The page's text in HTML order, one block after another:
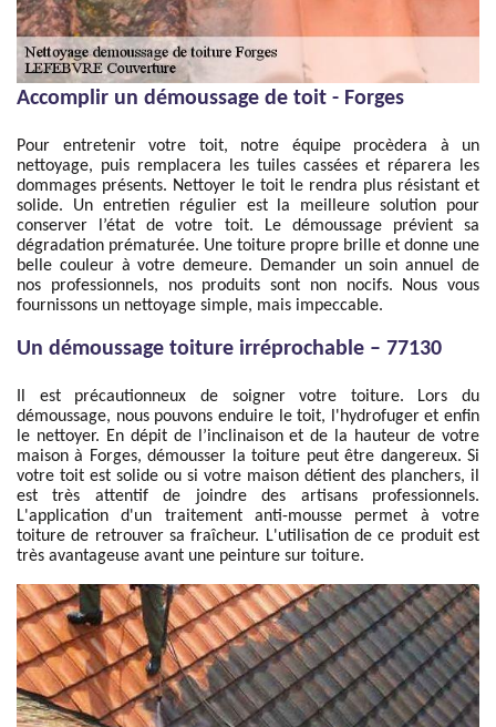
Accomplir un démoussage de toit - Forges
Pour entretenir votre toit, notre équipe procèdera à un
nettoyage, puis remplacera les tuiles cassées et réparera les
dommages présents. Nettoyer le toit le rendra plus résistant et
solide. Un entretien régulier est la meilleure solution pour
conserver l’état de votre toit. Le démoussage prévient sa
dégradation prématurée. Une toiture propre brille et donne une
belle couleur à votre demeure. Demander un soin annuel de
nos professionnels, nos produits sont non nocifs. Nous vous
fournissons un nettoyage simple, mais impeccable.
Un démoussage toiture irréprochable – 77130
Il est précautionneux de soigner votre toiture. Lors du
démoussage, nous pouvons enduire le toit, l'hydrofuger et enfin
le nettoyer. En dépit de l’inclinaison et de la hauteur de votre
maison à Forges, démousser la toiture peut être dangereux. Si
votre toit est solide ou si votre maison détient des planchers, il
est très attentif de joindre des artisans professionnels.
L'application d'un traitement anti-mousse permet à votre
toiture de retrouver sa fraîcheur. L'utilisation de ce produit est
très avantageuse avant une peinture sur toiture.